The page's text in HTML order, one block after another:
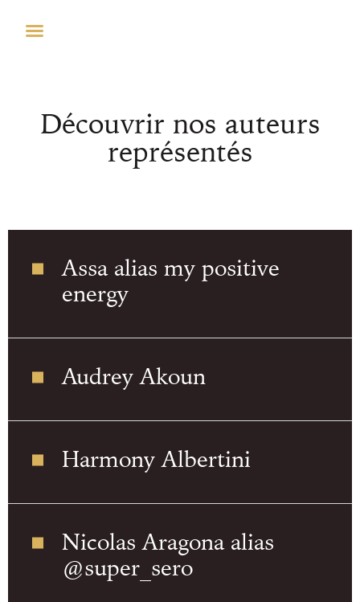
Découvrir nos auteurs
représentés
Assa alias my positive
energy
Audrey Akoun
Harmony Albertini
Nicolas Aragona alias
@super_sero